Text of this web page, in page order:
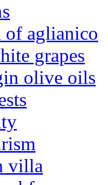
of aglianico
grapes
olive oils
villa